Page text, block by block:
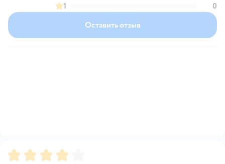
1
0
Оставить отзыв
Рейтинг:4